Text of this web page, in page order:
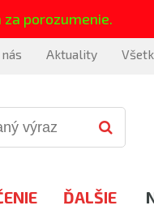
porozumenie.
Aktuality
ĎALŠIE